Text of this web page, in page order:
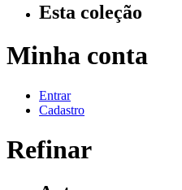
Esta coleção
Minha conta
Entrar
Cadastro
Refinar